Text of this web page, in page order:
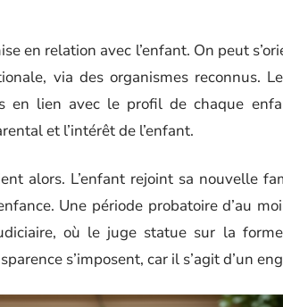
en relation avec l’enfant. On peut
via des organismes reconnus.
en lien avec le profil de chaque
et l’intérêt de l’enfant.
alors. L’enfant rejoint sa nouvelle
Une période probatoire d’au
où le juge statue sur la
s’imposent, car il s’agit d’un